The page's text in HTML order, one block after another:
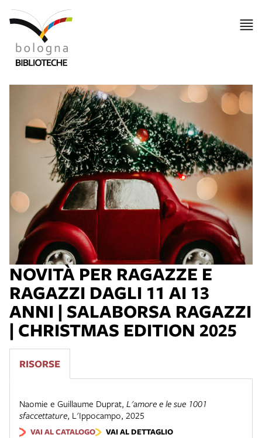
NOVITÀ PER RAGAZZE E
RAGAZZI DAGLI 11 AI 13
ANNI | SALABORSA RAGAZZI
| CHRISTMAS EDITION 2025
RISORSE
Naomie e Guillaume Duprat, L'amore e le sue 1001
sfaccettature, L'Ippocampo, 2025
VAI AL CATALOGO VAI AL DETTAGLIO